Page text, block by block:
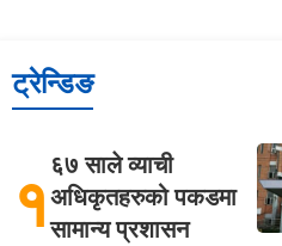
ट्रेन्डिङ
१६७ साले व्याची
अधिकृतहरुको पकडमा
सामान्य प्रशासन